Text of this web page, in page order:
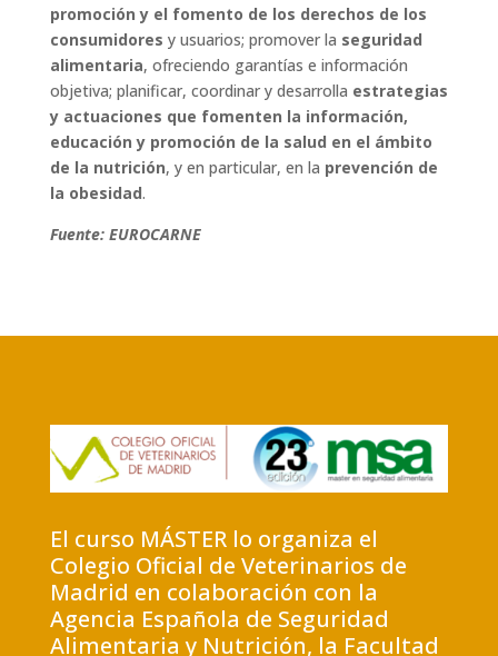
promoción y el fomento de los derechos de los
consumidores y usuarios; promover la seguridad
alimentaria, ofreciendo garantías e información
objetiva; planificar, coordinar y desarrolla estrategias
y actuaciones que fomenten la información,
educación y promoción de la salud en el ámbito
de la nutrición, y en particular, en la prevención de
la obesidad.
Fuente: EUROCARNE
El curso MÁSTER lo organiza el
Colegio Oficial de Veterinarios de
Madrid en colaboración con la
Agencia Española de Seguridad
Alimentaria y Nutrición, la Facultad